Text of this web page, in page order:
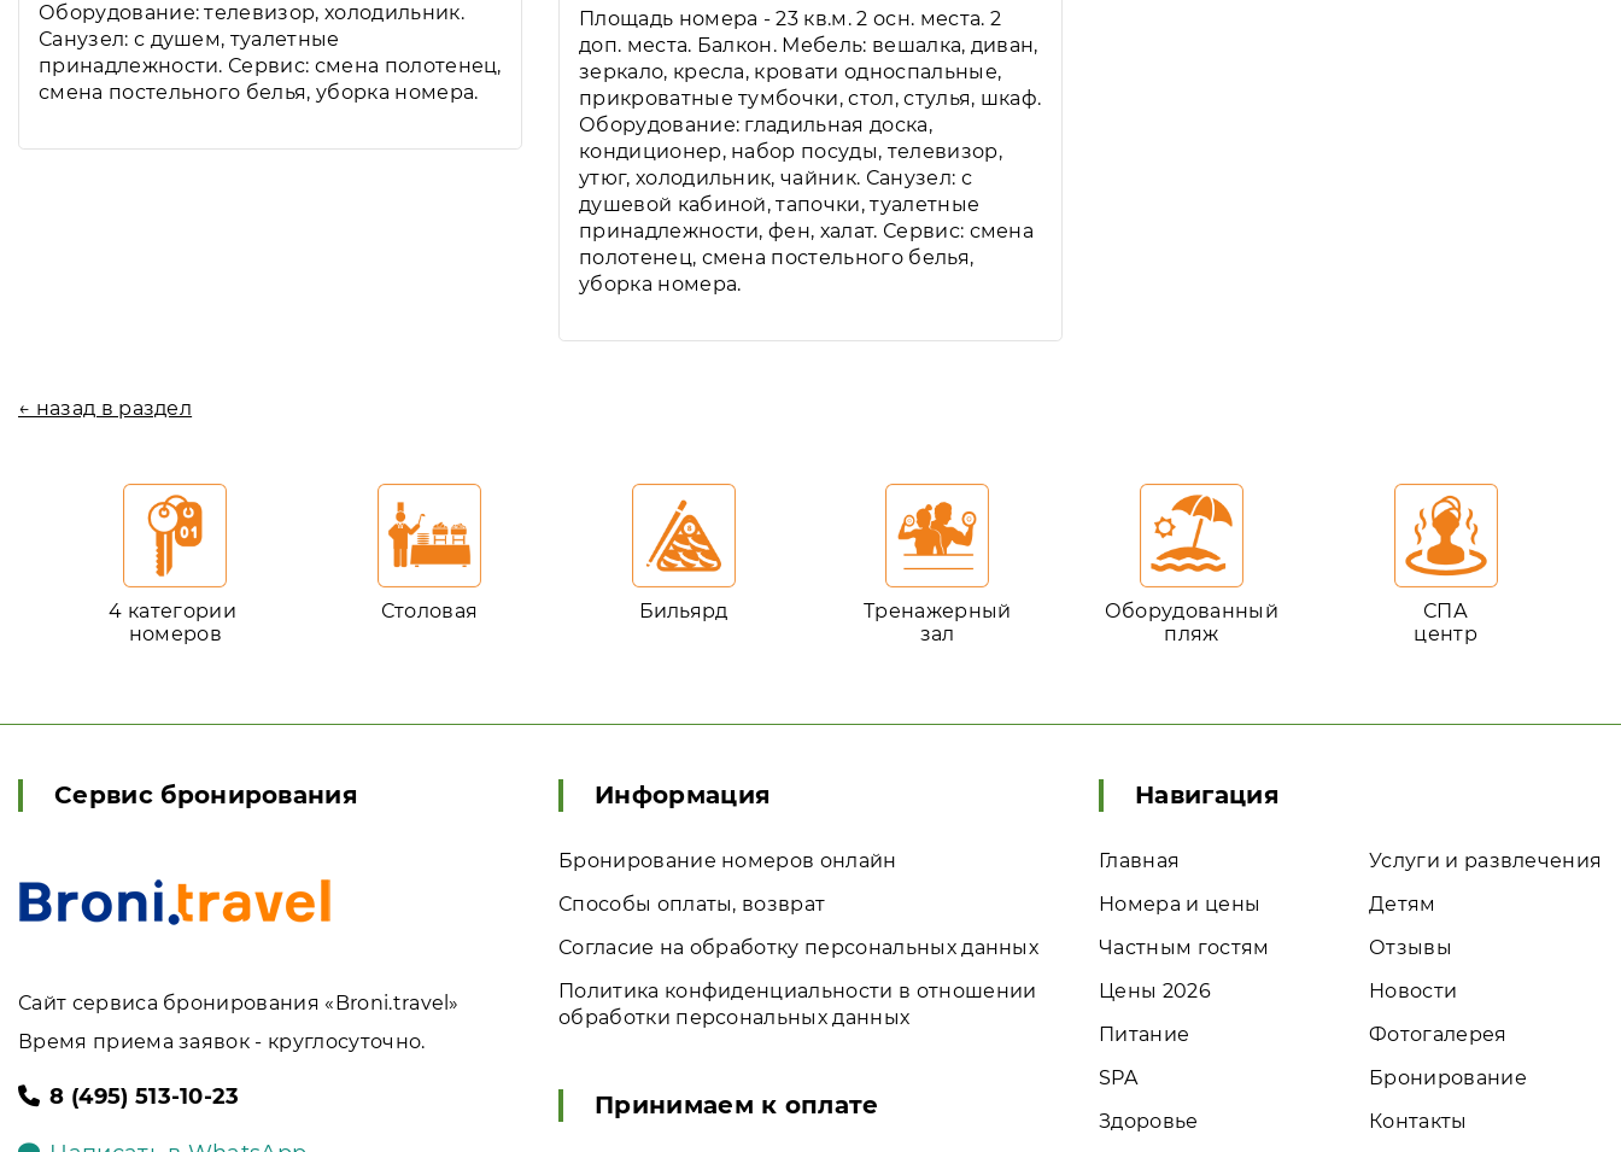
Оборудование: телевизор, холодильник.
Санузел: с душем, туалетные
принадлежности. Сервис: смена полотенец,
смена постельного белья, уборка номера.
Площадь номера - 23 кв.м. 2 осн. места. 2
доп. места. Балкон. Мебель: вешалка, диван,
зеркало, кресла, кровати односпальные,
прикроватные тумбочки, стол, стулья, шкаф.
Оборудование: гладильная доска,
кондиционер, набор посуды, телевизор,
утюг, холодильник, чайник. Санузел: с
душевой кабиной, тапочки, туалетные
принадлежности, фен, халат. Сервис: смена
полотенец, смена постельного белья,
уборка номера.
← назад в раздел
4 категории
номеров
Столовая Бильярд
Тренажерный
зал
Оборудованный
пляж
СПА
центр
Сервис бронирования
Сайт сервиса бронирования «Broni.travel»
Время приема заявок - круглосуточно.
8 (495) 513-10-23
Информация
Бронирование номеров онлайн
Способы оплаты, возврат
Согласие на обработку персональных данных
Политика конфиденциальности в отношении
обработки персональных данных
Принимаем к оплате
Навигация
Главная
Номера и цены
Частным гостям
Цены 2026
Питание
SPA
Здоровье
Услуги и развлечения
Детям
Отзывы
Новости
Фотогалерея
Бронирование
Контакты